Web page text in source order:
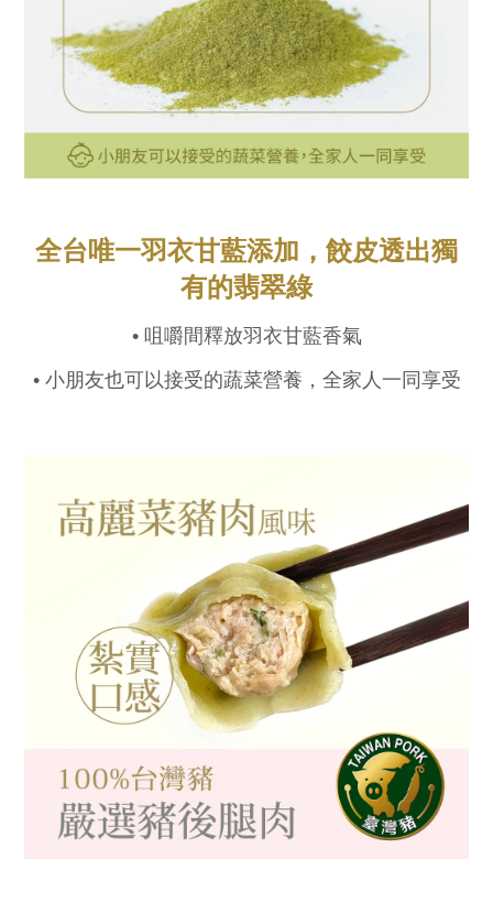
全台唯一羽衣甘藍添加，餃皮透出獨
有的翡翠綠
• 咀嚼間釋放羽衣甘藍香氣
• 小朋友也可以接受的蔬菜營養，全家人一同享受